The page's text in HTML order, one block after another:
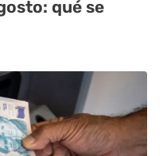
qué se